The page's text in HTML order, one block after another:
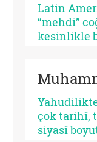
devri
Siyasi
Latin
“mehdi”
kesinlikle
beklemez,
yarasına
yüzden
çok tarihî,
siyasî